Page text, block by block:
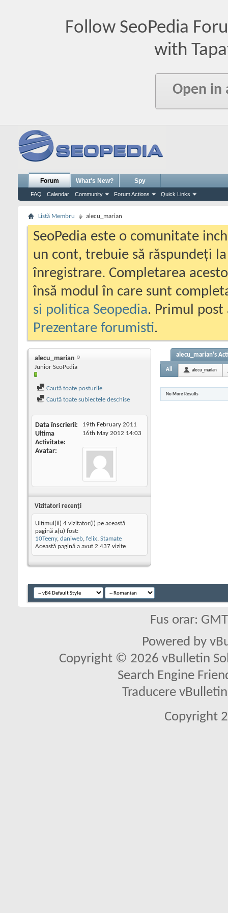
Follow SeoPedia
with
Open in
Forum
FAQ Calendar Community Forum Actions Quick Links
What's New? Spy
Listă Membru alecu_marian
SeoPedia este o comunitate
un cont, trebuie să răspundeți
înregistrare. Completarea
însă modul în care sunt
si politica Seopedia. Primul
Prezentare forumisti.
alecu_marian
Junior SeoPedia
Caută toate posturile
Caută toate subiectele deschise
Data înscrierii 19th February 2011
Ultima
Activitate
16th May 2012 14:03
Avatar
Vizitatori recenţi
Ultimul(ii) 4 vizitator(i) pe această
pagină a(u) fost:
10Teeny, daniweb, felix, Stamate
Această pagină a avut 2.437 vizite
alecu_marian's
All alecu_marian
No More Results
Fus orar:
Powered by
Copyright © 2026 vBulletin
Search Engine
Traducere
Copyright